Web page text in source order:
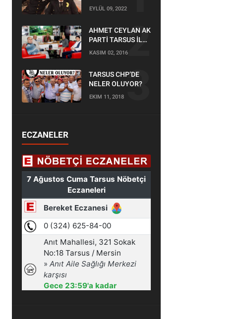
OĞLU KAZADA
EYLÜL 09, 2022
AHMET CEYLAN AK
PARTİ TARSUS İLÇE
BAŞKANLIĞI İÇİN
KASIM 02, 2016
TARSUS CHP’DE
NELER OLUYOR?
EKIM 11, 2018
ECZANELER